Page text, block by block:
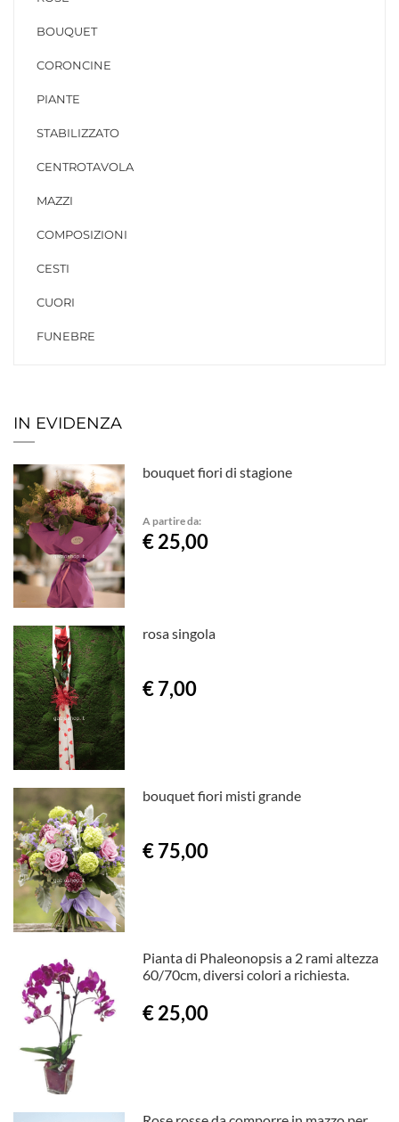
BOUQUET
CORONCINE
PIANTE
STABILIZZATO
CENTROTAVOLA
MAZZI
COMPOSIZIONI
CESTI
CUORI
FUNEBRE
IN EVIDENZA
bouquet fiori di stagione
A partire da:
€ 25,00
rosa singola
€ 7,00
bouquet fiori misti grande
€ 75,00
Pianta di Phaleonopsis a 2 rami altezza
60/70cm, diversi colori a richiesta.
€ 25,00